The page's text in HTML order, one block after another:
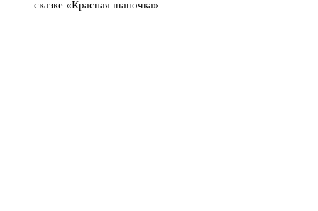
сказке «Красная шапочка»